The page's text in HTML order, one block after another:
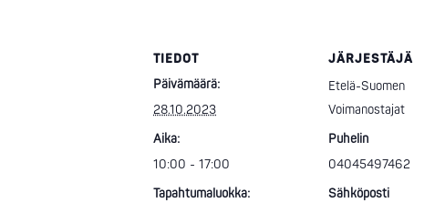
TIEDOT
Päivämäärä:
28.10.2023
Aika:
10:00 - 17:00
Tapahtumaluokka:
JÄRJESTÄJÄ
Etelä-Suomen
Voimanostajat
Puhelin
04045497462
Sähköposti